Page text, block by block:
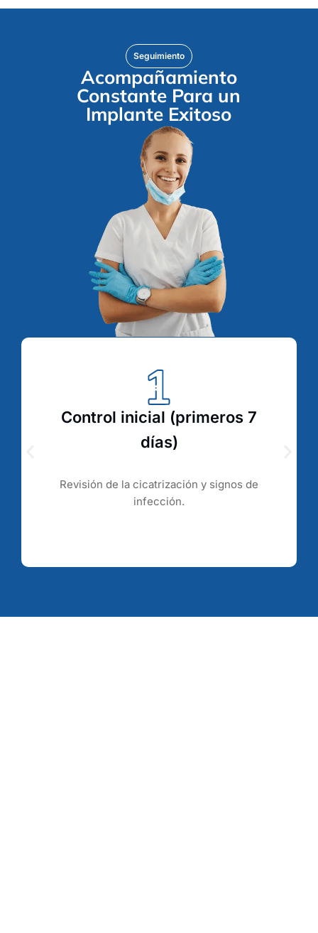
Control inicial (primeros 7
días)
Revisión de la cicatrización y signos de
infección.
Seguimiento
Acompañamiento
Constante Para un
Implante Exitoso